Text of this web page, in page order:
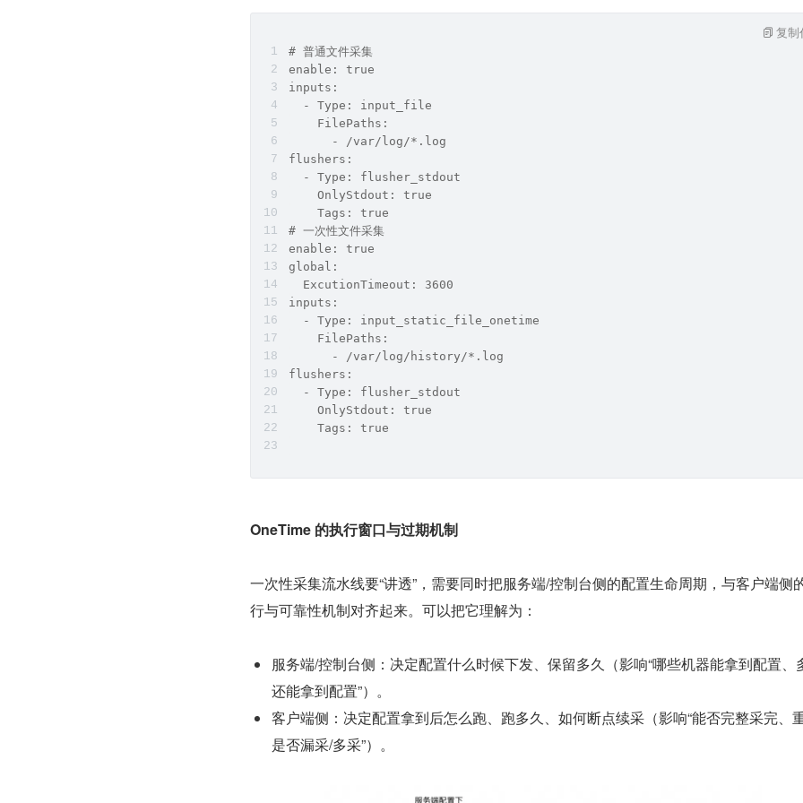
# 普通文件采集
enable: true
inputs:
  - Type: input_file
    FilePaths:
      - /var/log/*.log
flushers:
  - Type: flusher_stdout
    OnlyStdout: true
    Tags: true
# 一次性文件采集
enable: true
global:
  ExcutionTimeout: 3600
inputs:
  - Type: input_static_file_onetime
    FilePaths:
      - /var/log/history/*.log
flushers:
  - Type: flusher_stdout
    OnlyStdout: true
    Tags: true
复制
OneTime 的执行窗口与过期机制
一次性采集流水线要“讲透”，需要同时把服务端/控制台侧的配置生命周期，与客户端侧
行与可靠性机制对齐起来。可以把它理解为：
服务端/控制台侧：决定配置什么时候下发、保留多久（影响“哪些机器能拿到配置、
还能拿到配置”）。
客户端侧：决定配置拿到后怎么跑、跑多久、如何断点续采（影响“能否完整采完、
是否漏采/多采”）。